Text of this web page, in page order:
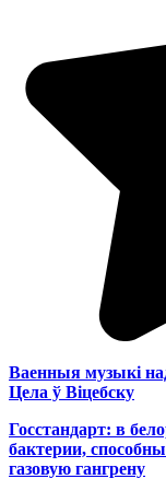
Ваенныя музыкі
Цела ў Віцебску
Госстандарт: в
бактерии,
газовую гангрену